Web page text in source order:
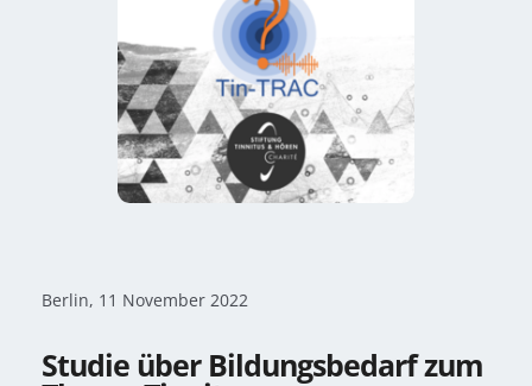
Berlin, 11 November 2022
Studie über Bildungsbedarf zum